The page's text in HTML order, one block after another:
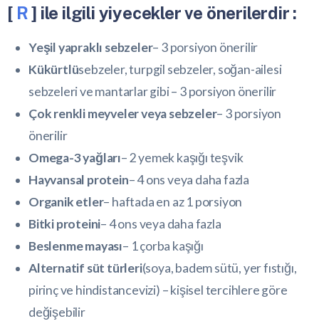
[ R] ile ilgili yiyecekler ve önerilerdir :
Yeşil yapraklı sebzeler– 3 porsiyon önerilir
Kükürtlüsebzeler, turpgil sebzeler, soğan-ailesi
sebzeleri ve mantarlar gibi – 3 porsiyon önerilir
Çok renkli meyveler veya sebzeler– 3 porsiyon
önerilir
Omega-3 yağları– 2 yemek kaşığı teşvik
Hayvansal protein– 4 ons veya daha fazla
Organik etler– haftada en az 1 porsiyon
Bitki proteini– 4 ons veya daha fazla
Beslenme mayası– 1 çorba kaşığı
Alternatif süt türleri(soya, badem sütü, yer fıstığı,
pirinç ve hindistancevizi) – kişisel tercihlere göre
değişebilir